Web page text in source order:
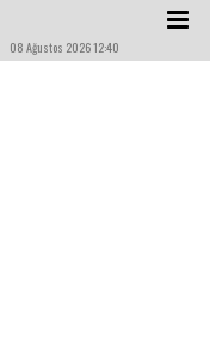
08 Ağustos 2026 12:40